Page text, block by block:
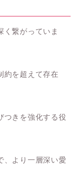
く繋がっていま
約を超えて存在
つきを強化する役
、より一層深い愛